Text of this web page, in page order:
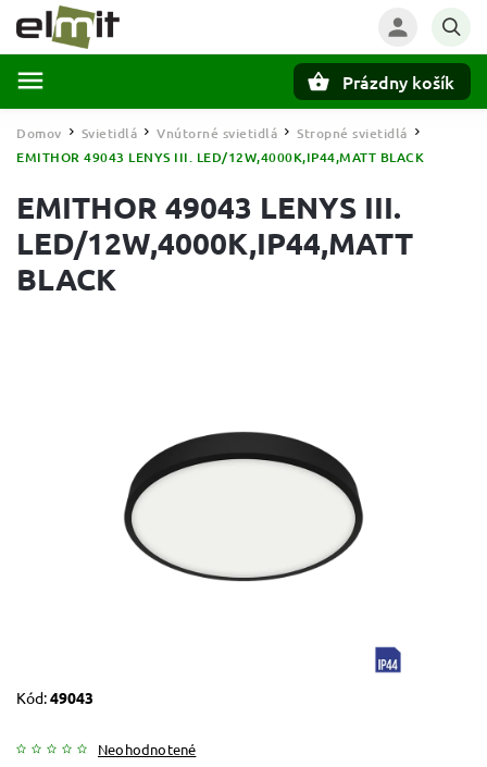
Prázdny košík
Domov / Svietidlá / Vnútorné svietidlá / Stropné svietidlá /
EMITHOR 49043 LENYS III. LED/12W,4000K,IP44,MATT BLACK
EMITHOR 49043 LENYS III.
LED/12W,4000K,IP44,MATT
BLACK
Kód:49043
Neohodnotené